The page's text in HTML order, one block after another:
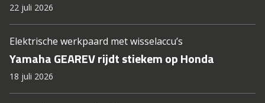
22 juli 2026
Elektrische werkpaard met wisselaccu’s
Yamaha GEAREV rijdt stiekem op Honda
18 juli 2026